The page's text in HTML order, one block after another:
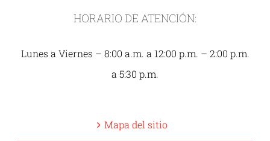
HORARIO DE ATENCIÓN:
Lunes a Viernes – 8:00 a.m. a 12:00 p.m. – 2:00 p.m.
a 5:30 p.m.
Mapa del sitio